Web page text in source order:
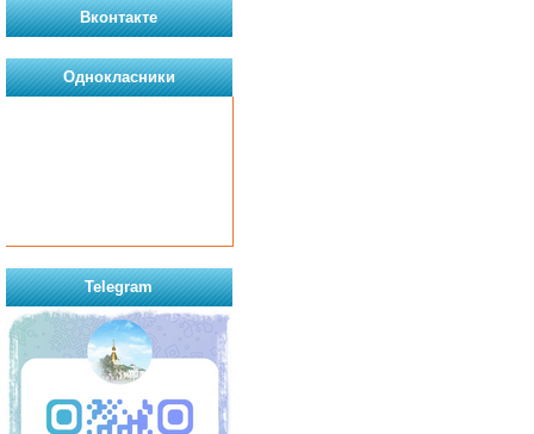
Вконтакте
Однокласники
Telegram